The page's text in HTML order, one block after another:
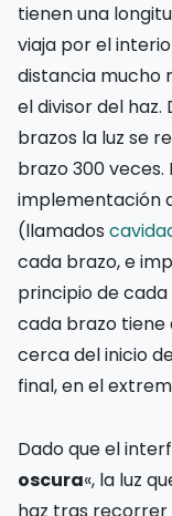
tienen una
viaja por el
distancia mucho
el divisor del haz.
brazos la luz se
brazo 300 veces.
implementación
(llamados
cada brazo, e
principio de cada
cada brazo tiene
cerca del inicio
final, en el
Dado que el
oscura«, la luz